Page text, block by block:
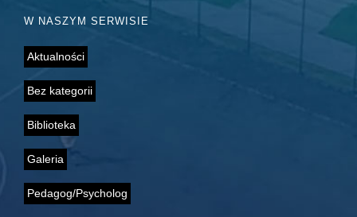
W NASZYM SERWISIE
Aktualności
Bez kategorii
Biblioteka
Galeria
Pedagog/Psycholog